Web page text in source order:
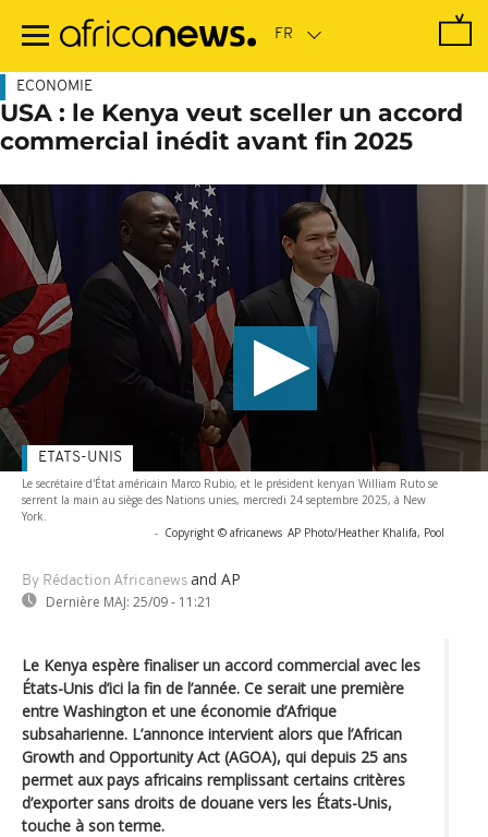
contenu
ECONOMIE
USA : le Kenya veut sceller un accord
commercial inédit avant fin 2025
Le secrétaire d'État américain Marco Rubio, et le président kenyan William Ruto se
serrent la main au siège des Nations unies, mercredi 24 septembre 2025, à New
York.
- Copyright © africanews AP Photo/Heather Khalifa, Pool
By Rédaction Africanews and AP
Dernière MAJ: 25/09 - 11:21
ETATS-UNIS
Le Kenya espère finaliser un accord commercial avec les
États-Unis d’ici la fin de l’année. Ce serait une première
entre Washington et une économie d’Afrique
subsaharienne. L’annonce intervient alors que l’African
Growth and Opportunity Act (AGOA), qui depuis 25 ans
permet aux pays africains remplissant certains critères
d’exporter sans droits de douane vers les États-Unis,
touche à son terme.